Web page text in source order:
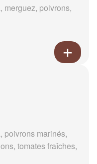
merguez, poivrons,
poivrons marinés,
tomates fraîches,